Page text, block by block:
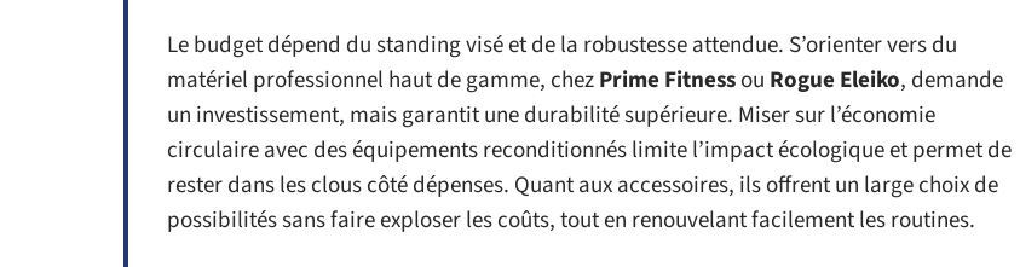
Le budget dépend du standing visé et de la robustesse attendue. S’orienter vers du
matériel professionnel haut de gamme, chezPrime Fitnessou Rogue Eleiko, demande
un investissement, mais garantit une durabilité supérieure. Miser sur l’économie
circulaire avec des équipements reconditionnés limite l’impact écologique et permet de
rester dans les clous côté dépenses. Quant aux accessoires, ils offrent un large choix de
possibilités sans faire exploser les coûts, tout en renouvelant facilement les routines.